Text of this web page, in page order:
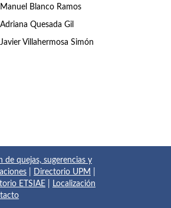
Blanco Ramos
Quesada Gil
Villahermosa Simón
de quejas, sugerencias y
Directorio UPM
ETSIAE
Localización